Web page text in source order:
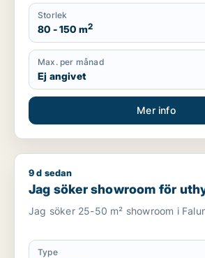
Storlek
80 - 150 m2
Max. per månad
Ej angivet
Mer info
Jag söker showroom för uthyrning i
9 d sedan
Jag söker showroom för
Jag söker 25-50 m² showroom i
Type